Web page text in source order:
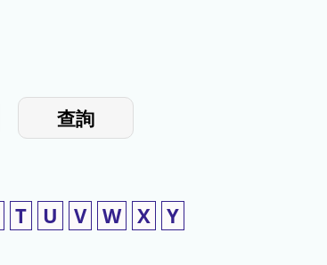
查詢
T U V W X Y